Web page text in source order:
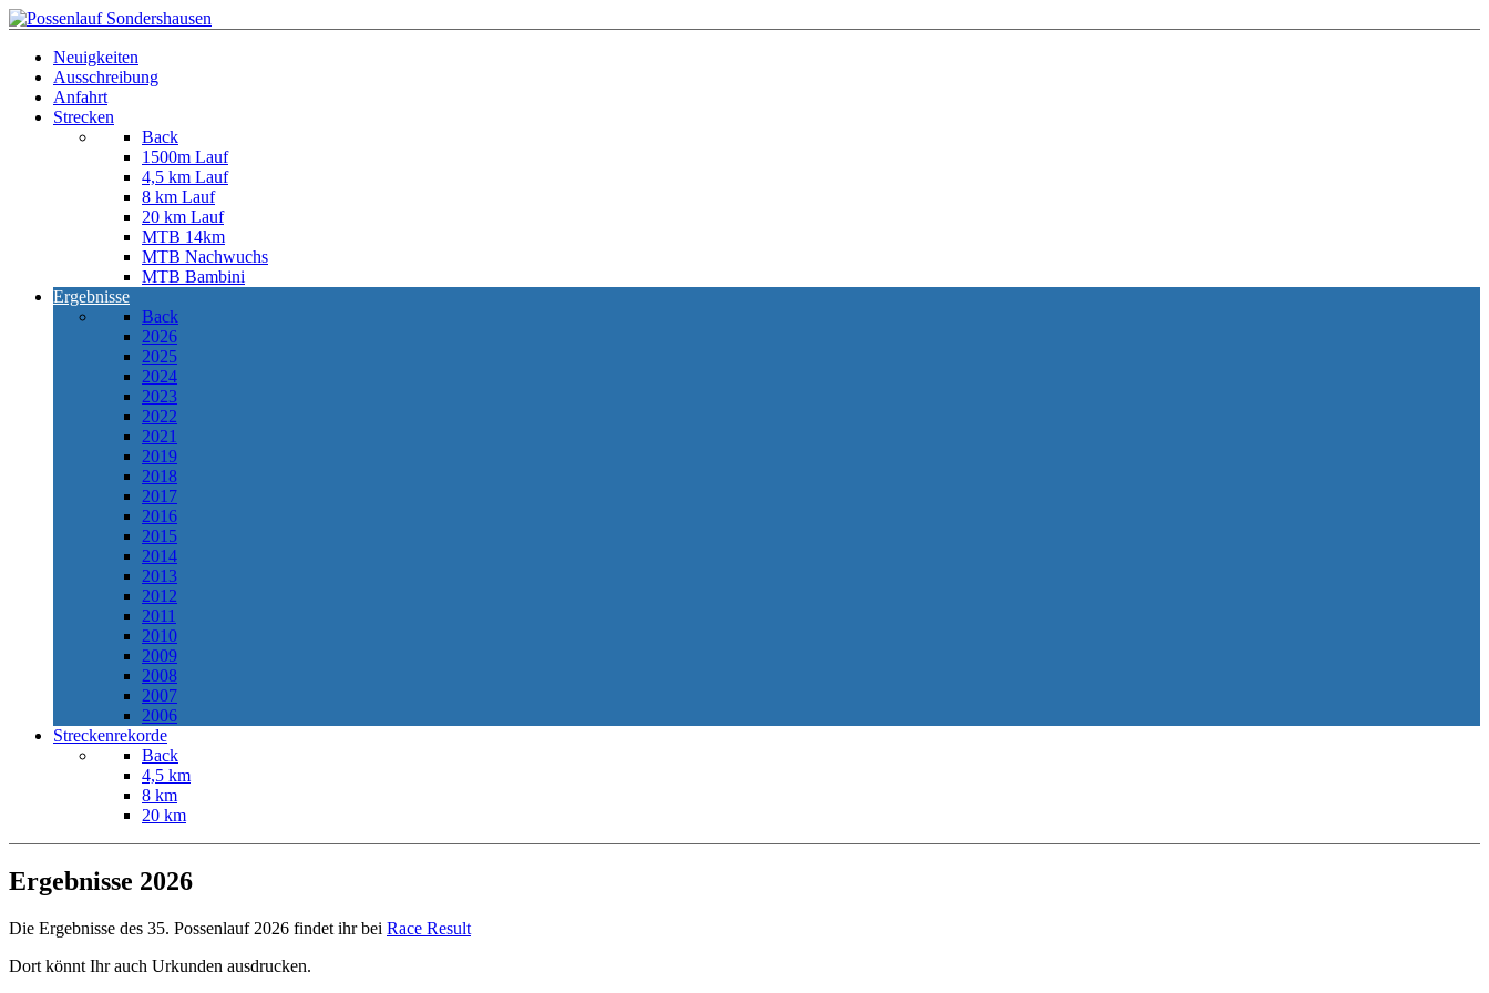
Neuigkeiten
Ausschreibung
Anfahrt
Strecken
Back
1500m Lauf
4,5 km Lauf
8 km Lauf
20 km Lauf
MTB 14km
MTB Nachwuchs
MTB Bambini
Ergebnisse
Back
2026
2025
2024
2023
2022
2021
2019
2018
2017
2016
2015
2014
2013
2012
2011
2010
2009
2008
2007
2006
Streckenrekorde
Back
4,5 km
8 km
20 km
Ergebnisse 2026
Die Ergebnisse des 35. Possenlauf 2026 findet ihr bei Race Result
Dort könnt Ihr auch Urkunden ausdrucken.